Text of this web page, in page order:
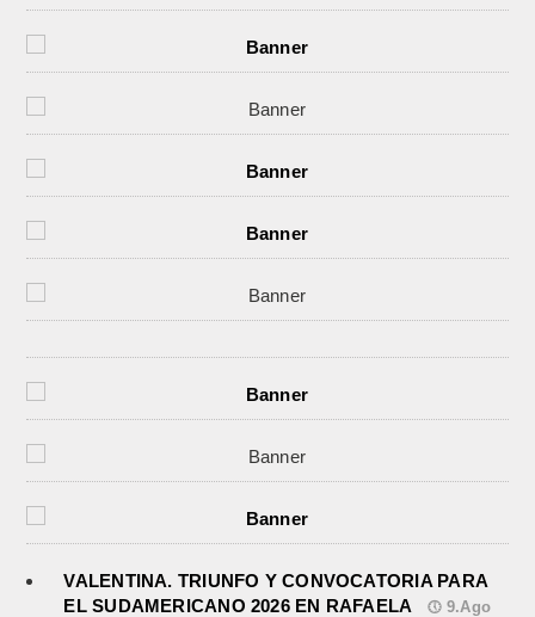
VALENTINA. TRIUNFO Y CONVOCATORIA PARA
EL SUDAMERICANO 2026 EN RAFAELA
9.Ago